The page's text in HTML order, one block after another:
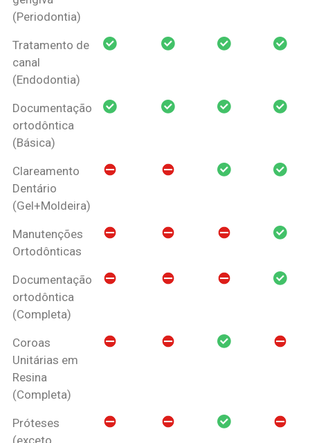
(Periodontia)
Tratamento de
canal
(Endodontia)
Documentação
ortodôntica
(Básica)
Clareamento
Dentário
(Gel+Moldeira)
Manutenções
Ortodônticas
Documentação
ortodôntica
(Completa)
Coroas
Unitárias em
Resina
(Completa)
Próteses
(exceto